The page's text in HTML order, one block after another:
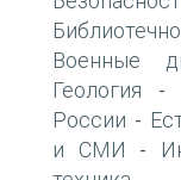
Военные
Геология -
России -
и СМИ -